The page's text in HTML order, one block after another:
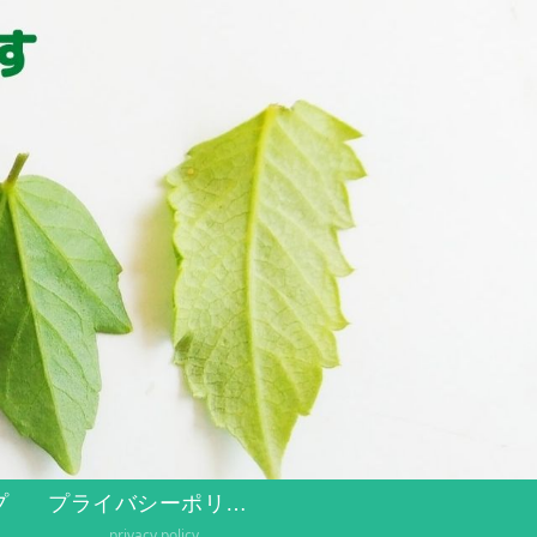
プライバシーポリシー